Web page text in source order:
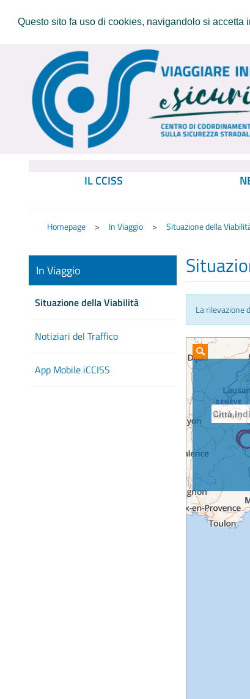
Questo sito fa uso di cookies, navigandolo si
IL CCISS
Homepage In Viaggio Situazione della
In Viaggio
Situazione della Viabilità
Notiziari del Traffico
App Mobile iCCISS
La rilevazione